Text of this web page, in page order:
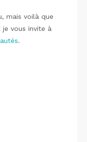
mais voilà que
vous invite à
.